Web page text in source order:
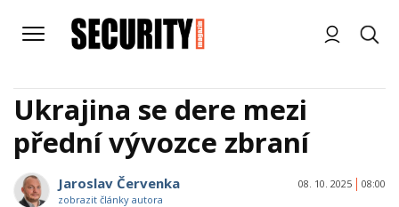
Ukrajina se dere mezi
přední vývozce zbraní
Jaroslav Červenka
zobrazit články autora
08. 10. 2025 08:00